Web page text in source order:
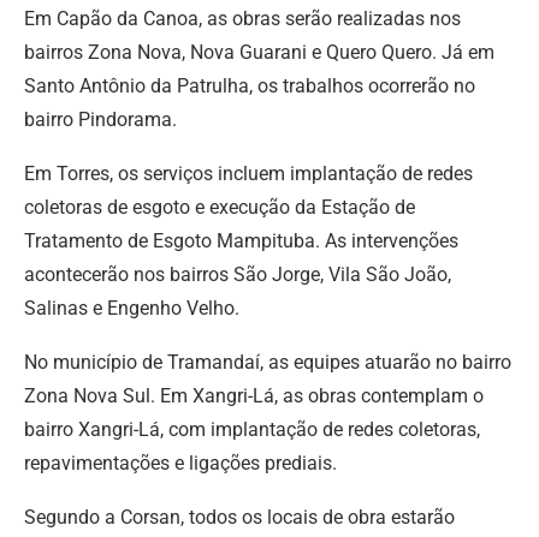
Em Capão da Canoa, as obras serão realizadas nos
bairros Zona Nova, Nova Guarani e Quero Quero. Já em
Santo Antônio da Patrulha, os trabalhos ocorrerão no
bairro Pindorama.
Em Torres, os serviços incluem implantação de redes
coletoras de esgoto e execução da Estação de
Tratamento de Esgoto Mampituba. As intervenções
acontecerão nos bairros São Jorge, Vila São João,
Salinas e Engenho Velho.
No município de Tramandaí, as equipes atuarão no bairro
Zona Nova Sul. Em Xangri-Lá, as obras contemplam o
bairro Xangri-Lá, com implantação de redes coletoras,
repavimentações e ligações prediais.
Segundo a Corsan, todos os locais de obra estarão